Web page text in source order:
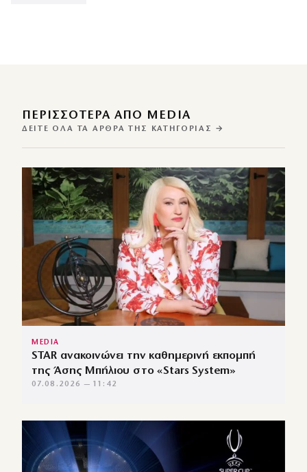
ΠΕΡΙΣΣΌΤΕΡΑ ΑΠΌ MEDIA
ΔΕΊΤΕ ΌΛΑ ΤΑ ΆΡΘΡΑ ΤΗΣ ΚΑΤΗΓΟΡΊΑΣ →
MEDIA
STAR ανακοινώνει την καθημερινή εκπομπή
της Άσης Μπήλιου στο «Stars System»
07.08.2026 — 11:42